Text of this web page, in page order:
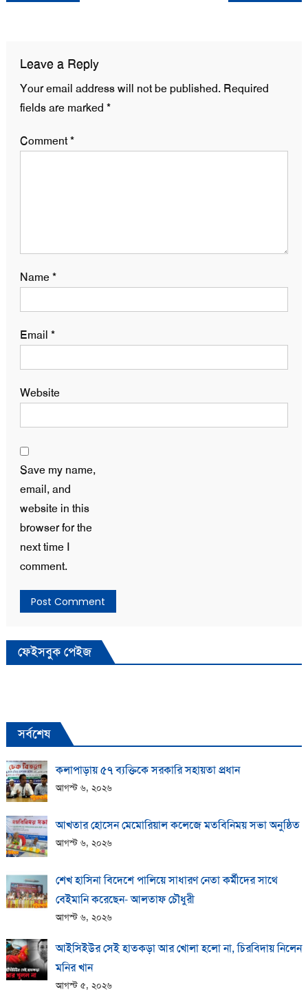
Leave a Reply
Your email address will not be published. Required
fields are marked *
Comment*
Name*
Email *
Website
Save my name,
email, and
website in this
browser for the
next time I
comment.
ফেইসবুক পেইজ
সর্বশেষ
কলাপাড়ায় ​৫৭ ব্যক্তিকে সরকারি সহায়তা প্রধান
আগস্ট ৬, ২০২৬
আখতার হোসেন মেমোরিয়াল কলেজে মতবিনিময় সভা অনুষ্ঠিত
আগস্ট ৬, ২০২৬
শেখ হাসিনা বিদেশে পালিয়ে সাধারণ নেতা কর্মীদের সাথে
বেইমানি করেছেন- আলতাফ চৌধুরী
আগস্ট ৬, ২০২৬
আইসিইউর সেই হাতকড়া আর খোলা হলো না, চিরবিদায় নিলেন
মনির খান
আগস্ট ৫, ২০২৬